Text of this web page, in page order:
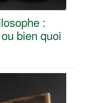
:
bien quoi